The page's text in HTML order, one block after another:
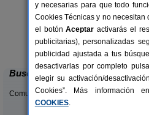
La Casa del Lago de
Orzales (Cantabria)
Buscar
Comunidades:
y necesarias para que todo
Cookies Técnicas y no necesitan
el botónAceptar activarás el
publicitarias), personalizadas
publicidad ajustada a tus
desactivarlas por completo
elegir su activación/
Cookies”. Más información
COOKIES.